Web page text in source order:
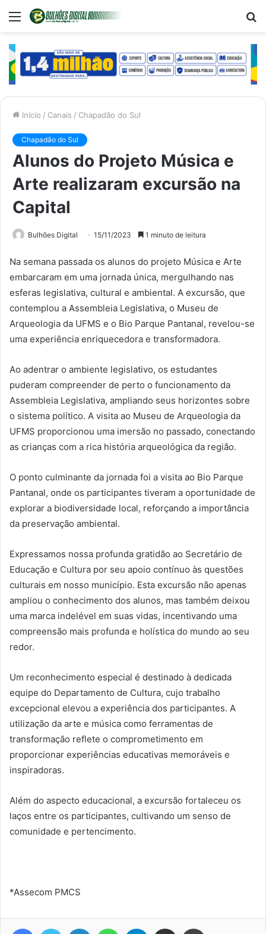
Menu
Início / Canais / Chapadão do Sul
Chapadão do Sul
Alunos do Projeto Música e
Arte realizaram excursão na
Capital
Bulhões Digital 15/11/2023 1 minuto de leitura
Na semana passada os alunos do projeto Música e Arte
embarcaram em uma jornada única, mergulhando nas
esferas legislativa, cultural e ambiental. A excursão, que
contemplou a Assembleia Legislativa, o Museu de
Arqueologia da UFMS e o Bio Parque Pantanal, revelou-se
uma experiência enriquecedora e transformadora.
Ao adentrar o ambiente legislativo, os estudantes
puderam compreender de perto o funcionamento da
Assembleia Legislativa, ampliando seus horizontes sobre
o sistema político. A visita ao Museu de Arqueologia da
UFMS proporcionou uma imersão no passado, conectando
as crianças com a rica história arqueológica da região.
O ponto culminante da jornada foi a visita ao Bio Parque
Pantanal, onde os participantes tiveram a oportunidade de
explorar a biodiversidade local, reforçando a importância
da preservação ambiental.
Expressamos nossa profunda gratidão ao Secretário de
Educação e Cultura por seu apoio contínuo às questões
culturais em nosso município. Esta excursão não apenas
ampliou o conhecimento dos alunos, mas também deixou
uma marca indelével em suas vidas, incentivando uma
compreensão mais profunda e holística do mundo ao seu
redor.
Um reconhecimento especial é destinado à dedicada
equipe do Departamento de Cultura, cujo trabalho
excepcional elevou a experiência dos participantes. A
utilização da arte e música como ferramentas de
transformação reflete o comprometimento em
proporcionar experiências educativas memoráveis e
inspiradoras.
Além do aspecto educacional, a excursão fortaleceu os
laços entre os participantes, cultivando um senso de
comunidade e pertencimento.
*Assecom PMCS
FacebookTwitter Linkedin WhatsAppTelegram Compartilhar via e-mail